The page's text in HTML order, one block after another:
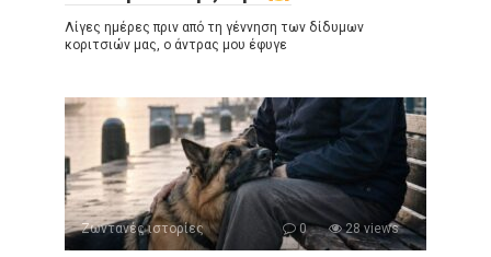
Λίγες ημέρες πριν από τη γέννηση των δίδυμων
κοριτσιών μας, ο άντρας μου έφυγε
Ζωντανές ιστορίες 0 28 views